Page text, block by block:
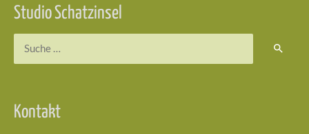
Studio Schatzinsel
Kontakt